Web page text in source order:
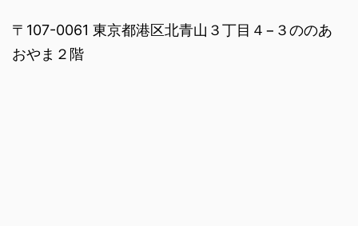
〒107-0061 東京都港区北青山３丁目４−３ののあ
おやま２階